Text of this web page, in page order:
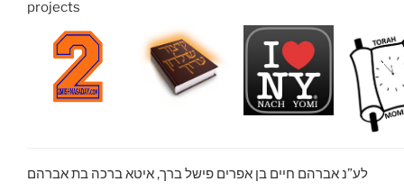
projects
לע”נ אברהם חיים בן אפרים פישל ברך, איטא ברכה בת אברהם